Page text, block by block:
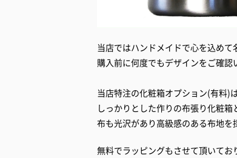
当店ではハンドメイドで心を込めて
購入前に何度でもデザインをご確認
当店特注の化粧箱オプション(有料)
しっかりとした作りの布張り化粧箱
布も光沢があり高級感のある布地を
無料でラッピングもさせて頂いてお